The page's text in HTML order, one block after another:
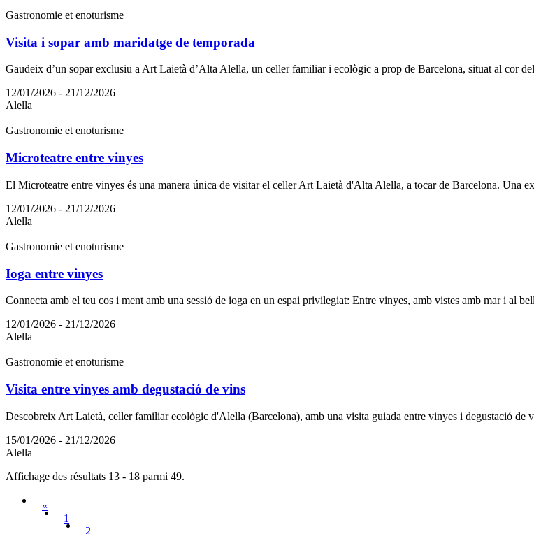
Gastronomie et enoturisme
Visita i sopar amb maridatge de temporada
Gaudeix d’un sopar exclusiu a Art Laietà d’Alta Alella, un celler familiar i ecològic a prop de Barcelona, situat al cor
12/01/2026 - 21/12/2026
Alella
Gastronomie et enoturisme
Microteatre entre vinyes
El Microteatre entre vinyes és una manera única de visitar el celler Art Laietà d'Alta Alella, a tocar de Barcelona. Una
12/01/2026 - 21/12/2026
Alella
Gastronomie et enoturisme
Ioga entre vinyes
Connecta amb el teu cos i ment amb una sessió de ioga en un espai privilegiat: Entre vinyes, amb vistes amb mar i al
12/01/2026 - 21/12/2026
Alella
Gastronomie et enoturisme
Visita entre vinyes amb degustació de vins
Descobreix Art Laietà, celler familiar ecològic d'Alella (Barcelona), amb una visita guiada entre vinyes i degustació de
15/01/2026 - 21/12/2026
Alella
Affichage des résultats 13 - 18 parmi 49.
«
1
2